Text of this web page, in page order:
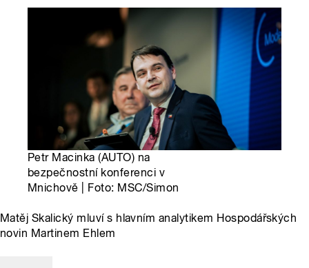
Petr Macinka (AUTO) na
bezpečnostní konferenci v
Mnichově | Foto: MSC/Simon
Matěj Skalický mluví s hlavním analytikem Hospodářských
novin Martinem Ehlem